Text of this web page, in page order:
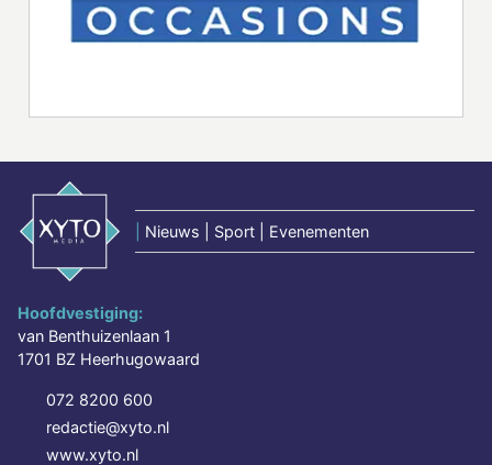
Nieuws | Sport | Evenementen
Hoofdvestiging:
van Benthuizenlaan 1
1701 BZ Heerhugowaard
072 8200 600
redactie@xyto.nl
www.xyto.nl